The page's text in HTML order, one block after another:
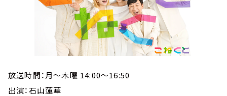
放送時間：月～木曜 14:00～16:50
出演：石山蓮華